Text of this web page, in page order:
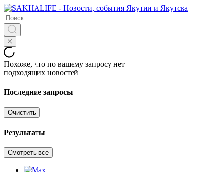
Похоже, что по вашему запросу нет
подходящих новостей
Последние запросы
Очистить
Результаты
Смотреть все